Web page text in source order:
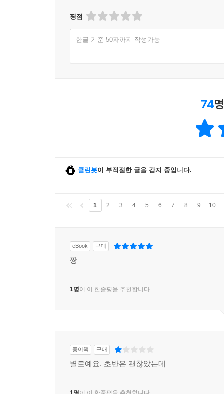
평점
한글 기준 50자까지 작성가능
74
클린봇이 부적절한 글을 감지 중입니다.
1 2 3 4 5 6 7 8 9 10
eBook 구매
짱
1명이 이 한줄평을 추천합니다.
종이책 구매
별로예요. 초반은 괜찮았는데